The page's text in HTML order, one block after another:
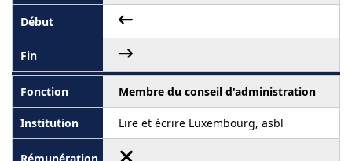
Membre du conseil d'administration
Lire et écrire Luxembourg, asbl